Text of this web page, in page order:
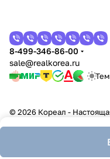
8-499-346-86-00
sale@realkorea.ru
© 2026 Кореал -